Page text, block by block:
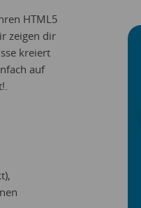
HTML5
zeigen dir
kreiert
auf